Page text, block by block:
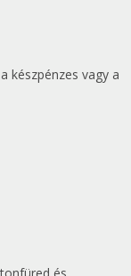
készpénzes vagy a